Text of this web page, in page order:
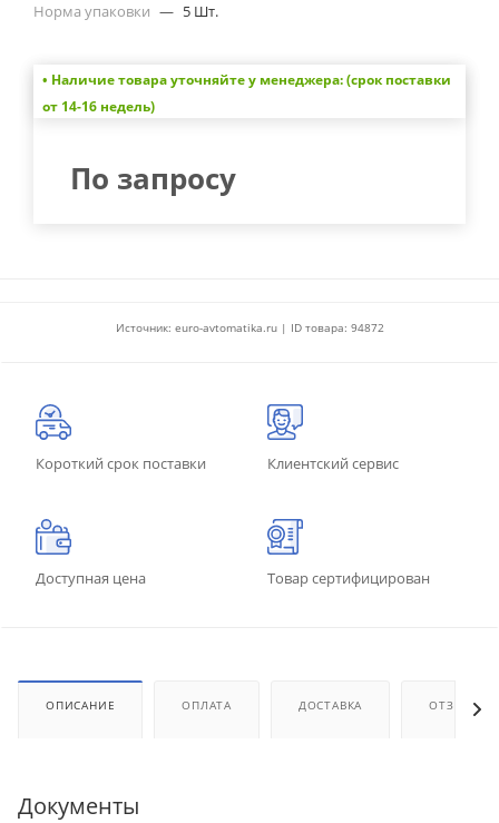
Норма упаковки — 5 Шт.
• Наличие товара уточняйте у менеджера: (срок поставки
от 14-16 недель)
По запросу
Источник: euro-avtomatika.ru | ID товара: 94872
Короткий срок поставки Клиентский сервис
Доступная цена Товар сертифицирован
ОПИСАНИЕ ОПЛАТА ДОСТАВКА ОТЗЫВЫ
Документы